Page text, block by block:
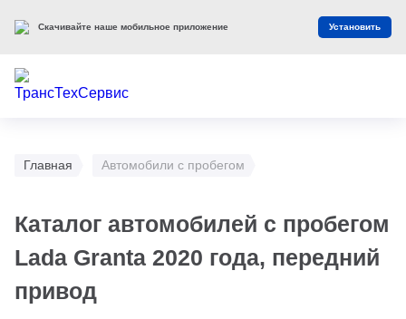
Главная Автомобили с пробегом
Каталог автомобилей с пробегом
Lada Granta 2020 года, передний
привод
Скачивайте наше мобильное приложение Установить